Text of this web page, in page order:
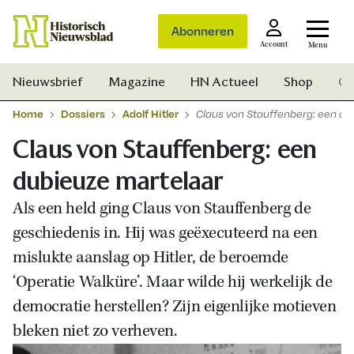
Abonneren
Account Menu
Zoek
Nieuwsbrief Magazine HN Actueel Shop
Home Dossiers Adolf Hitler Claus von Stauffenberg: een
Claus von Stauffenberg: een
dubieuze martelaar
Als een held ging Claus von Stauffenberg de
geschiedenis in. Hij was geëxecuteerd na een
mislukte aanslag op Hitler, de beroemde
‘Operatie Walküre’. Maar wilde hij werkelijk de
democratie herstellen? Zijn eigenlijke motieven
bleken niet zo verheven.